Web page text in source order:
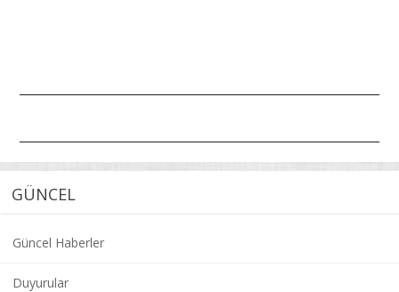
GÜNCEL
Güncel Haberler
Duyurular